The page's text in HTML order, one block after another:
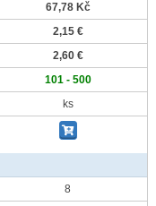
67,78 Kč
2,15 €
2,60 €
101 - 500
ks
8